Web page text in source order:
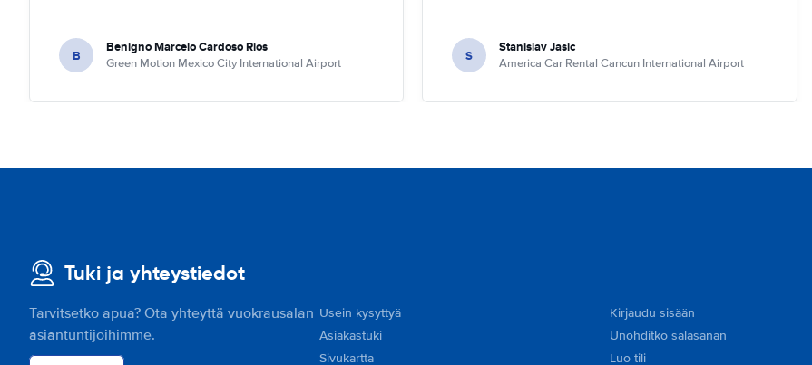
B Benigno Marcelo Cardoso Rios
Green Motion Mexico City International Airport S Stanislav Jasic
America Car Rental Cancun International Airport
Tuki ja yhteystiedot
Tarvitsetko apua? Ota yhteyttä vuokrausalan
asiantuntijoihimme.
Usein kysyttyä
Asiakastuki
Sivukartta
Kirjaudu sisään
Unohditko salasanan
Luo tili